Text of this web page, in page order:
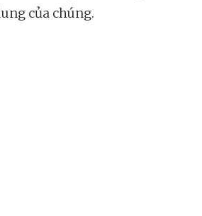
của chúng.